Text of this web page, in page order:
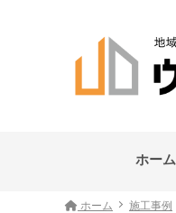
ホーム
ホーム 施工事例